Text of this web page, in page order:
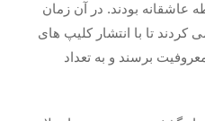
عاشقانه بودند. در آن زمان
تا با انتشار کلیپ‌ های
برسند و به تعداد